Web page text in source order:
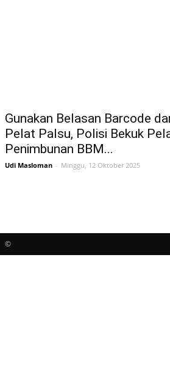
Gunakan Belasan Barcode
Pelat Palsu, Polisi Bekuk
Penimbunan BBM...
Udi Masloman - Minggu, 12 Oktober 2025
©